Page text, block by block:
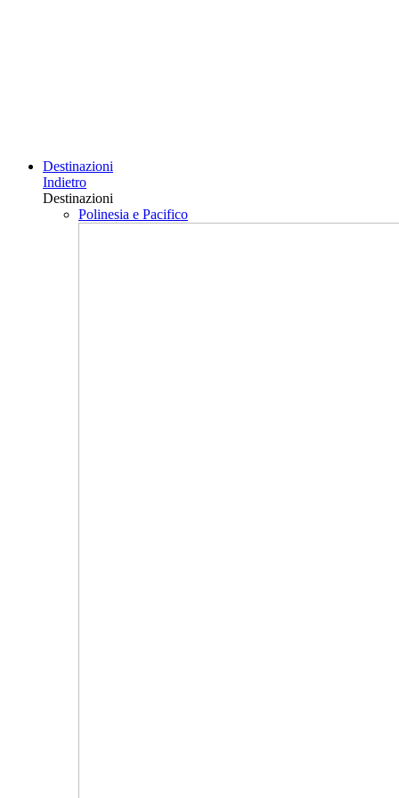
Destinazioni
Indietro
Destinazioni
Polinesia e Pacifico